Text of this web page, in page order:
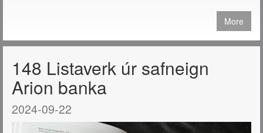
More
148 Listaverk úr safneign
Arion banka
2024-09-22